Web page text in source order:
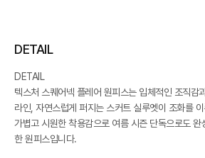
DETAIL
DETAIL
텍스처 스퀘어넥 플레어 원피스는 입체적인 조직감
라인, 자연스럽게 퍼지는 스커트 실루엣이 조화를
가볍고 시원한 착용감으로 여름 시즌 단독으로도
한 원피스입니다.